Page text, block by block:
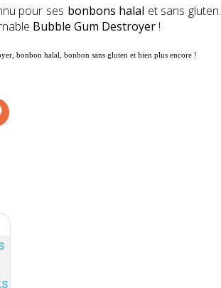
pour ses bonbons halal et sans gluten.
Bubble Gum Destroyer !
, bonbon halal, bonbon sans gluten et bien plus encore !